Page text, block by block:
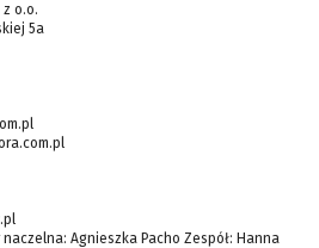
o.o.
5a
naczelna: Agnieszka Pacho Zespół: Hanna